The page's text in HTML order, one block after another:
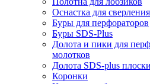
Оснастка для
Буры для перфораторов
Буры SDS-Plus
Долота и пики для
молотков
Долота SDS-plus
Коронки